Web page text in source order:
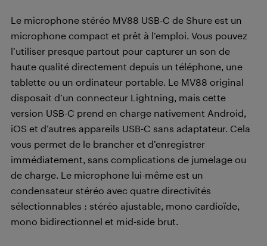
Le microphone stéréo MV88 USB-C de Shure est un
microphone compact et prêt à l’emploi. Vous pouvez
l’utiliser presque partout pour capturer un son de
haute qualité directement depuis un téléphone, une
tablette ou un ordinateur portable. Le MV88 original
disposait d’un connecteur Lightning, mais cette
version USB-C prend en charge nativement Android,
iOS et d’autres appareils USB-C sans adaptateur. Cela
vous permet de le brancher et d’enregistrer
immédiatement, sans complications de jumelage ou
de charge. Le microphone lui-même est un
condensateur stéréo avec quatre directivités
sélectionnables : stéréo ajustable, mono cardioïde,
mono bidirectionnel et mid-side brut.